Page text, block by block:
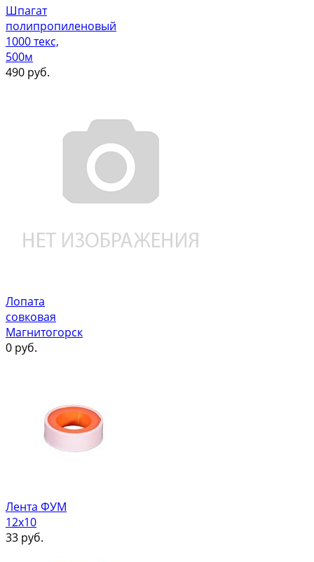
Шпагат
полипропиленовый
1000 текс,
500м
490 руб.
Лопата
совковая
Магнитогорск
0 руб.
Лента ФУМ
12х10
33 руб.